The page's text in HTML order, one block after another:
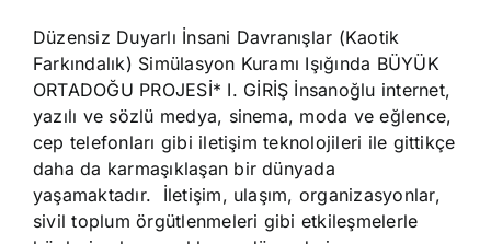
Düzensiz Duyarlı İnsani Davranışlar (Kaotik
Farkındalık) Simülasyon Kuramı Işığında BÜYÜK
ORTADOĞU PROJESİ* I. GİRİŞ İnsanoğlu internet,
yazılı ve sözlü medya, sinema, moda ve eğlence,
cep telefonları gibi iletişim teknolojileri ile gittikçe
daha da karmaşıklaşan bir dünyada
yaşamaktadır. İletişim, ulaşım, organizasyonlar,
sivil toplum örgütlenmeleri gibi etkileşmelerle